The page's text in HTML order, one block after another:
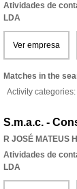
Atividades de
LDA
Ver empresa
Matches in the
Activity categories:
S.m.a.c. -
R JOSÉ MATEUS
Atividades de
LDA